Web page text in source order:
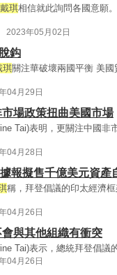
戴琪相信就此詢問各國意願
2023年05月02日
鈎
琪關注華破壞兩國平衡 美國
04月29日
場政策扭曲美國市場
Tai)表明，更關注中國非
04月28日
報擬售千億美元資產
稱，拜登倡議的印太經濟
04月26日
與其他組織有衝突
Tai)表示，總統拜登倡議
04月26日